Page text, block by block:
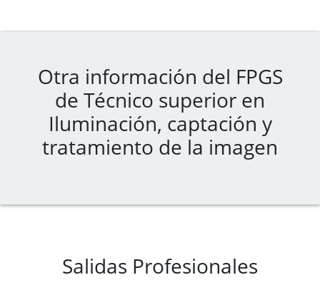
Otra información del FPGS
de Técnico superior en
Iluminación, captación y
tratamiento de la imagen
Salidas Profesionales